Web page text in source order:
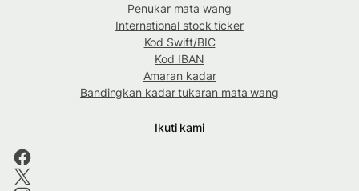
Penukar mata wang
International stock ticker
Kod Swift/BIC
Kod IBAN
Amaran kadar
Bandingkan kadar tukaran mata wang
Ikuti kami